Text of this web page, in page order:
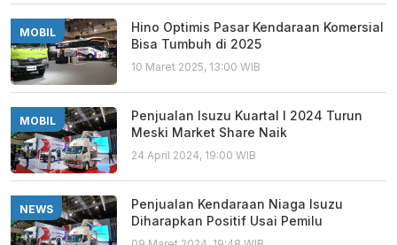
MOBIL
Hino Optimis Pasar Kendaraan Komersial
Bisa Tumbuh di 2025
10 Maret 2025, 13:00 WIB
MOBIL
Penjualan Isuzu Kuartal I 2024 Turun
Meski Market Share Naik
24 April 2024, 19:00 WIB
NEWS
Penjualan Kendaraan Niaga Isuzu
Diharapkan Positif Usai Pemilu